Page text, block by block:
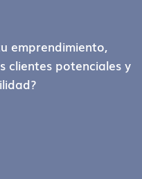
emprendimiento,
clientes potenciales y